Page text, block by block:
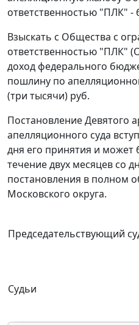
ответственностью "ПЛК" -
Взыскать с Общества с
ответственностью "ПЛК"
доход федерального
пошлину по
(три тысячи) руб.
Постановление Девятого
апелляционного суда
дня его принятия и
течение двух месяцев со
постановления в полном
Московского округа.
Председательствующий
Судьи